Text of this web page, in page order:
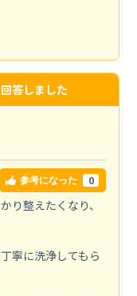
答しました
参考になった 0
り整えたくなり、
寧に洗浄してもら